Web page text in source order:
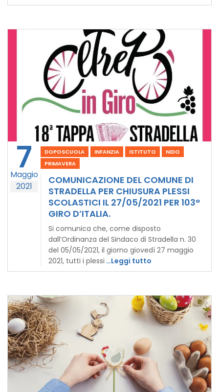
7
Maggio
2021
DOPOSCUOLA INFANZIA ISTITUTO
NIDO
PRIMAVERA
COMUNICAZIONE DEL COMUNE DI
STRADELLA PER CHIUSURA PLESSI
SCOLASTICI IL 27/05/2021 PER 103°
GIRO D’ITALIA.
Si comunica che, come disposto
dall’Ordinanza del Sindaco di Stradella n. 30
del 05/05/2021, il giorno giovedì 27 maggio
2021, tutti i plessi …Leggi tutto